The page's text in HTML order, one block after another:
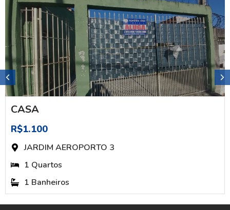
CASA
R$1.100
JARDIM AEROPORTO 3
1 Quartos
1 Banheiros